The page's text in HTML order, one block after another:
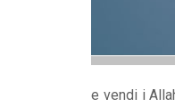
e vendi i